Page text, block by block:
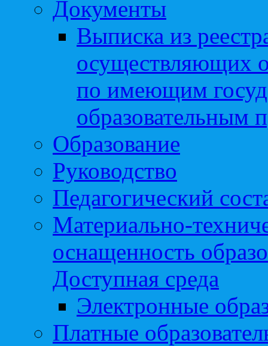
Документы
Выписка из
осуществляющих
по имеющим
образовательным
Образование
Руководство
Педагогический
Материально-
оснащенность
Доступная среда
Электронные
Платные